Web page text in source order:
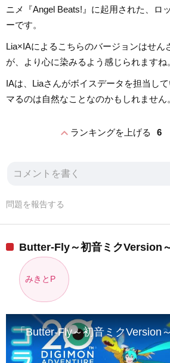
ニメ『Angel Beats!』に起用された、ロ
ーです。
Lia×IAによるこちらのバージョンはせん
が、より心に染みるよう感じられますね
IAは、Liaさんがボイスデータを担当し
マるのは自然なことなのかもしれません
expand_lessランキングを上げる 6
問題を報告する
Butter-Fly～初音ミクVersion
みきとP
「Butter-Fly～初音ミクVersion